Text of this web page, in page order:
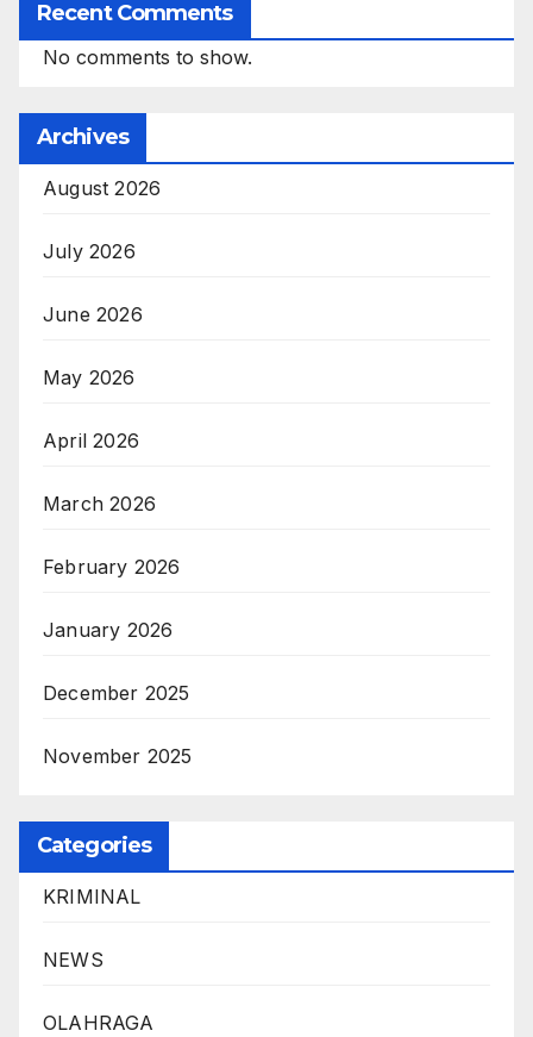
Recent Comments
No comments to show.
Archives
August 2026
July 2026
June 2026
May 2026
April 2026
March 2026
February 2026
January 2026
December 2025
November 2025
Categories
KRIMINAL
NEWS
OLAHRAGA